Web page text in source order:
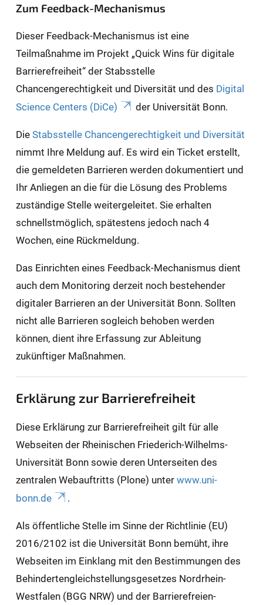
Zum Feedback-Mechanismus
Dieser Feedback-Mechanismus ist eine
Teilmaßnahme im Projekt „Quick Wins für digitale
Barrierefreiheit“ der Stabsstelle
Chancengerechtigkeit und Diversität und des Digital
Science Centers (DiCe)
der Universität Bonn.
Die Stabsstelle Chancengerechtigkeit und Diversität
nimmt Ihre Meldung auf. Es wird ein Ticket erstellt,
die gemeldeten Barrieren werden dokumentiert und
Ihr Anliegen an die für die Lösung des Problems
zuständige Stelle weitergeleitet. Sie erhalten
schnellstmöglich, spätestens jedoch nach 4
Wochen, eine Rückmeldung.
Das Einrichten eines Feedback-Mechanismus dient
auch dem Monitoring derzeit noch bestehender
digitaler Barrieren an der Universität Bonn. Sollten
nicht alle Barrieren sogleich behoben werden
können, dient ihre Erfassung zur Ableitung
zukünftiger Maßnahmen.
Erklärung zur Barrierefreiheit
Diese Erklärung zur Barrierefreiheit gilt für alle
Webseiten der Rheinischen Friederich-Wilhelms-
Universität Bonn sowie deren Unterseiten des
zentralen Webauftritts (Plone) unter www.uni-
bonn.de
.
Als öffentliche Stelle im Sinne der Richtlinie (EU)
2016/2102 ist die Universität Bonn bemüht, ihre
Webseiten im Einklang mit den Bestimmungen des
Behindertengleichstellungsgesetzes Nordrhein-
Westfalen (BGG NRW) und der Barrierefreien-